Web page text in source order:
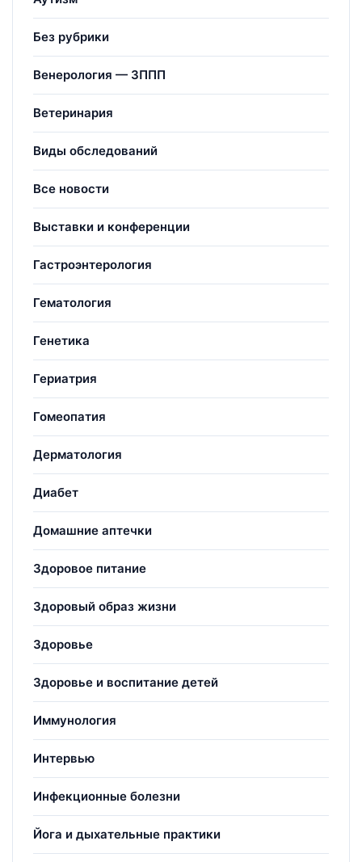
Без рубрики
Венерология — ЗППП
Ветеринария
Виды обследований
Все новости
Выставки и конференции
Гастроэнтерология
Гематология
Генетика
Гериатрия
Гомеопатия
Дерматология
Диабет
Домашние аптечки
Здоровое питание
Здоровый образ жизни
Здоровье
Здоровье и воспитание детей
Иммунология
Интервью
Инфекционные болезни
Йога и дыхательные практики